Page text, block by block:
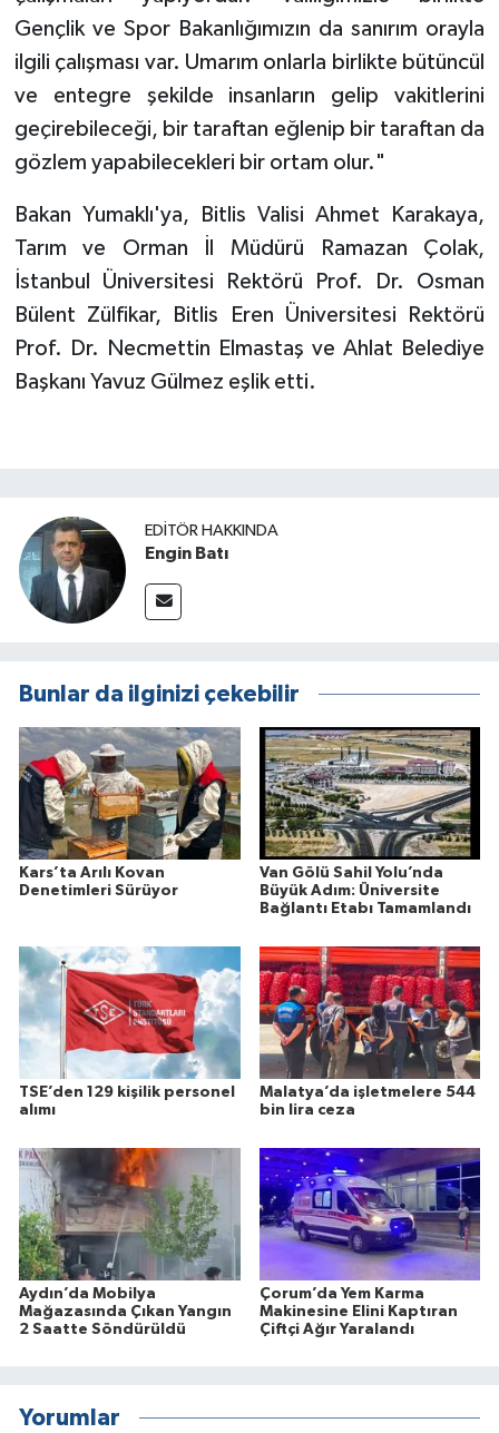
Gençlik ve Spor Bakanlığımızın da sanırım orayla
ilgili çalışması var. Umarım onlarla birlikte bütüncül
ve entegre şekilde insanların gelip vakitlerini
geçirebileceği, bir taraftan eğlenip bir taraftan da
gözlem yapabilecekleri bir ortam olur."
Bakan Yumaklı'ya, Bitlis Valisi Ahmet Karakaya,
Tarım ve Orman İl Müdürü Ramazan Çolak,
İstanbul Üniversitesi Rektörü Prof. Dr. Osman
Bülent Zülfikar, Bitlis Eren Üniversitesi Rektörü
Prof. Dr. Necmettin Elmastaş ve Ahlat Belediye
Başkanı Yavuz Gülmez eşlik etti.
EDITÖR HAKKINDA
Engin Batı
Bunlar da ilginizi çekebilir
Kars’ta Arılı Kovan
Denetimleri Sürüyor
Van Gölü Sahil Yolu’nda
Büyük Adım: Üniversite
Bağlantı Etabı Tamamlandı
TSE’den 129 kişilik personel
alımı
Malatya’da işletmelere 544
bin lira ceza
Aydın’da Mobilya
Mağazasında Çıkan Yangın
2 Saatte Söndürüldü
Çorum’da Yem Karma
Makinesine Elini Kaptıran
Çiftçi Ağır Yaralandı
Yorumlar